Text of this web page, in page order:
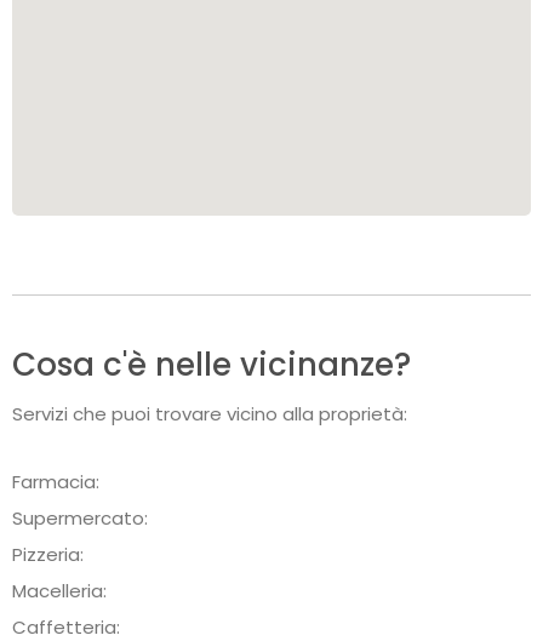
Cosa c'è nelle vicinanze?
Servizi che puoi trovare vicino alla proprietà:
Farmacia:
Supermercato:
Pizzeria:
Macelleria:
Caffetteria: